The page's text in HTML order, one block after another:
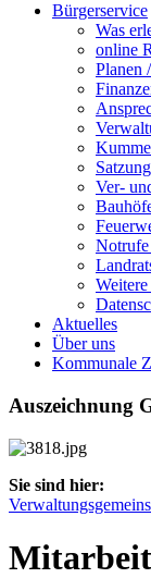
Bürgerservice
Was
online
Planen
Ver-
Aktuelles
Über uns
Kommunale
Auszeichnung
Sie sind hier: